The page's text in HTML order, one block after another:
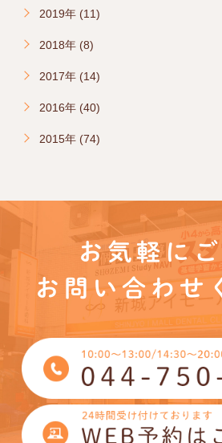
2019年 (11)
2018年 (8)
2017年 (14)
2016年 (40)
2015年 (74)
お気軽に
お問い合わせ